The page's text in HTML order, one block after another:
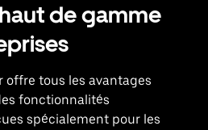
de gamme
offre tous les avantages
fonctionnalités
spécialement pour les